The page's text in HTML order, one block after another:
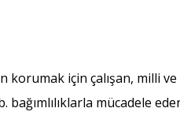
korumak için çalışan, milli
mücadele